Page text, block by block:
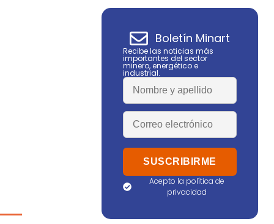
Boletín Minart
Recibe las noticias más
importantes del sector
minero, energético e
industrial.
Acepto la política de
privacidad